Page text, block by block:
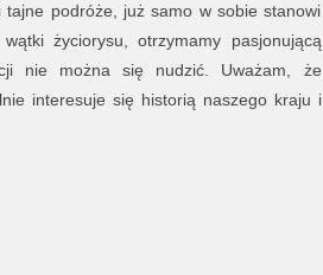
tajne podróże, już samo w sobie stanowi
życiorysu, otrzymamy pasjonującą
nie można się nudzić. Uważam, że
interesuje się historią naszego kraju i